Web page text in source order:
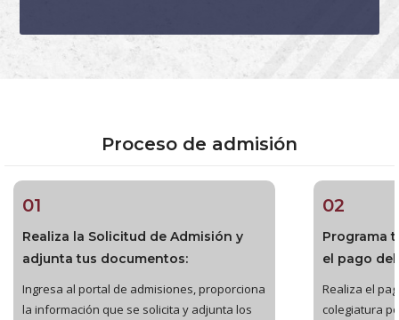
Proceso de admisión
01
Realiza la Solicitud de Admisión y
adjunta tus documentos:
Ingresa al portal de admisiones, proporciona
la información que se solicita y adjunta los
02
Programa
el pago
Realiza el
colegiatura